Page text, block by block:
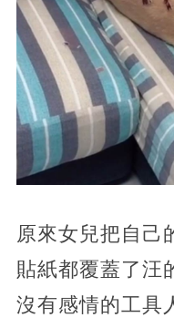
原來女兒把自己
貼紙都覆蓋了汪
沒有感情的工具